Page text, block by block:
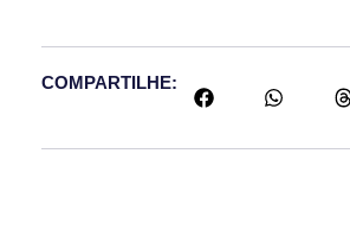
COMPARTILHE: